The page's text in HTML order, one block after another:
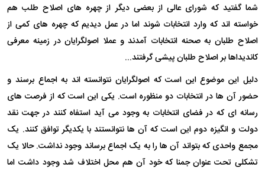
شما گفتید که شورای عالی از بعضی دیگر از چهره های اصلاح طلب هم
خواسته اند که وارد انتخابات شوند اما در عمل دیدیم که چهره های کمی از
اصلاح طلبان به صحنه انتخابات آمدند و عملا اصولگرایان در زمینه معرفی
کاندیداها بر اصلاح طلبان پیشی گرفتند...
دلیل این موضوع این است که اصولگرایان نتوانسته اند به اجماع برسند و
حضور آن ها در انتخابات دو منظوره است. یکی این است که از فرصت های
رسانه ای که در فضای انتخابات به وجود می آید استفاه کنند در جهت نقد
دولت و انگیزه دوم این است که آن ها نتوانستند با یکدیگر توافق کنند. یک
مجمع واحدی که بتواند آن ها را به یک اجماع برساند وجود نداشت. حالا یک
تشکلی تحت عنوان جمنا که خود آن هم محل اختلاف شد وجود داشت اما